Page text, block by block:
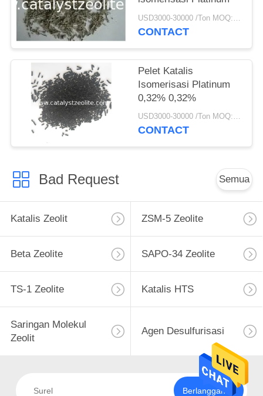
USD3000-30000 /Ton MOQ:1 KG
CONTACT
Pelet Katalis
Isomerisasi Platinum
0,32% 0,32%
USD3000-30000 /Ton MOQ:1 KG
CONTACT
Bad Request Semua
Katalis Zeolit ZSM-5 Zeolite
Beta Zeolite SAPO-34 Zeolite
TS-1 Zeolite Katalis HTS
Saringan Molekul
Zeolit
Agen Desulfurisasi
Berlangganan